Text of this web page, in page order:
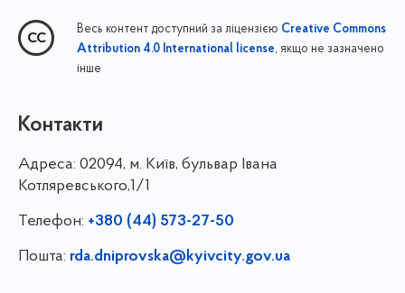
Весь контент доступний за ліцензією Creative Commons
Attribution 4.0 International license, якщо не зазначено
інше
Контакти
Адреса: 02094, м. Київ, бульвар Івана
Котляревського,1/1
Телефон: +380 (44) 573-27-50
Пошта: rda.dniprovska@kyivcity.gov.ua